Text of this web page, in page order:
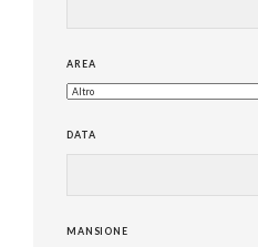
AREA
DATA
MANSIONE